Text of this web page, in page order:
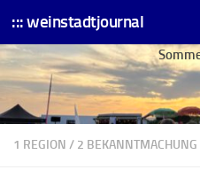
Skip to content
::: weinstadtjournal
1 REGION / 2 BEKANNTMACHUNG